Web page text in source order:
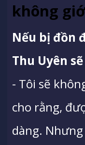
không
Nếu bị đồn
Thu Uyên
- Tôi sẽ
cho rằng,
dàng.